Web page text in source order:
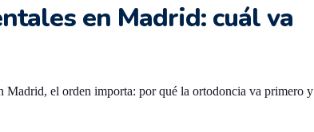
en Madrid: cuál va
Madrid, el orden importa: por qué la ortodoncia va primero y